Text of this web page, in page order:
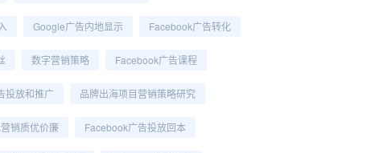
Google广告内地显示 Facebook广告转化
数字营销策略 Facebook广告课程
投放和推广 品牌出海项目营销策略研究
销质优价廉 Facebook广告投放回本